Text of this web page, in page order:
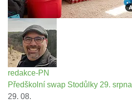
redakce-PN
Předškolní swap Stodůlky 29. srpna
29. 08.